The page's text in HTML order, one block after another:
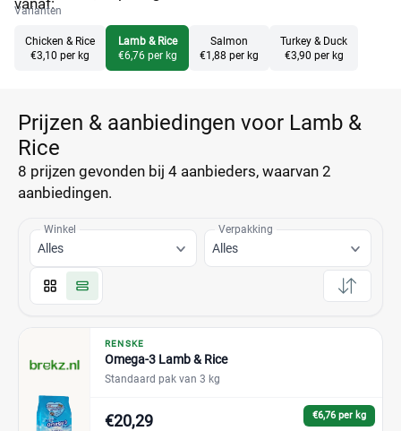
vanaf:
Varianten
Chicken & Rice
€3,10 per kg
Lamb & Rice
€6,76 per kg
Salmon
€1,88 per kg
Turkey & Duck
€3,90 per kg
Prijzen & aanbiedingen voor Lamb &
Rice
8 prijzen gevonden bij 4 aanbieders, waarvan 2
aanbiedingen.
Winkel
Alles
Verpakking
Alles
RENSKE
Omega-3 Lamb & Rice
Standaard pak van 3 kg
€6,76 per kg
€20,29